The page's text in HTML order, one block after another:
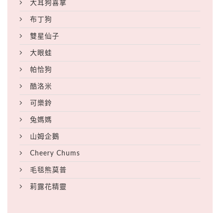
大耳狗喜拿
布丁狗
雙星仙子
大眼蛙
帕恰狗
酷洛米
可樂鈴
兔媽媽
山姆企鵝
Cheery Chums
毛毯熊莫普
莉露花精靈